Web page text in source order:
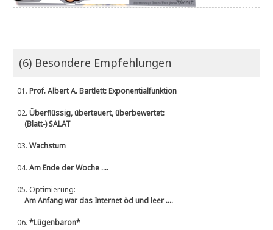
(6) Besondere Empfehlungen
01.Prof. Albert A. Bartlett: Exponentialfunktion
02.Überflüssig, überteuert, überbewertet:
(Blatt-) SALAT
03.Wachstum
04.Am Ende der Woche ....
05. Optimierung:
Am Anfang war das Internet öd und leer ....
06.*Lügenbaron*